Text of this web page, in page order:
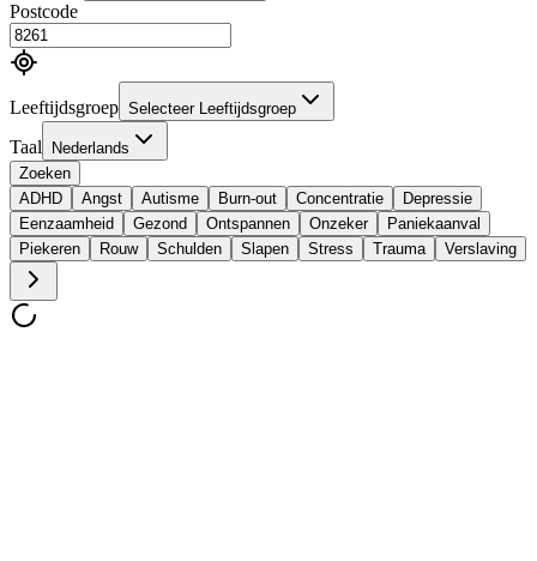
Postcode
Leeftijdsgroep Selecteer Leeftijdsgroep
Taal
Nederlands
Zoeken
ADHD
Angst Autisme Burn-out Concentratie
Depressie
Eenzaamheid
Gezond Ontspannen Onzeker
Paniekaanval
Piekeren
Rouw Schulden Slapen Stress Trauma Verslaving